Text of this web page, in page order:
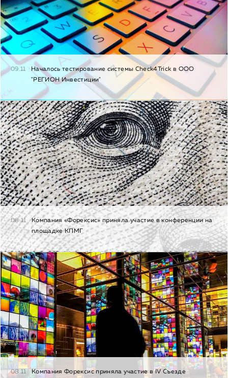
09.11
Началось тестирование системы Check4Trick в ООО
"РЕГИОН Инвестиции"
08.11
Компания «Форексис» приняла участие в конференции на
площадке КПМГ
08.11
Компания Форексис приняла участие в IV Съезде